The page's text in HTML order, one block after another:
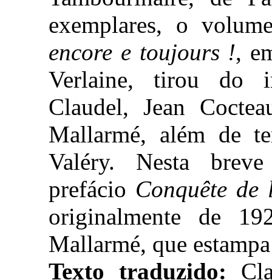
exemplares, o
encore e toujours !,
Verlaine, tirou do
Claudel, Jean
Mallarmé, além de
Valéry. Nesta
prefácio Conquête de
originalmente de
Mallarmé, que
Texto traduzido: